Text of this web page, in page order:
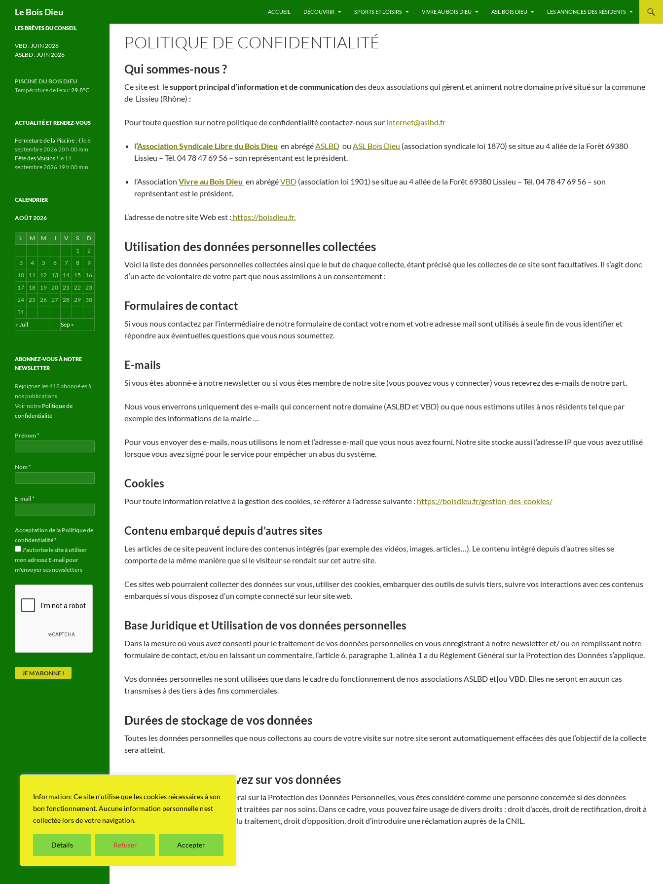
Information: Ce site n'utilise que les cookies nécessaires à son
bon fonctionnement. Aucune information personnelle n'est
collectée lors de votre navigation.
Détails Refuser Accepter
Aller
contenu
Le Bois Dieu ACCUEIL DÉCOUVRIR SPORTS ET LOISIRS VIVRE AU BOIS DIEU ASL BOIS DIEU LES ANNONCES DES RÉSIDENTS
POLITIQUE DE CONFIDENTIALITÉ
Qui sommes-nous ?
Ce site est lesupport principal d’information et de communicationdes deux associations qui gèrent et animent notre domaine privé situé sur la commune
de Lissieu (Rhône) :
Pour toute question sur notre politique de confidentialité contactez-nous sur internet@aslbd.fr
l’Association Syndicale Libre du Bois Dieu en abrégéASLBD ou ASL Bois Dieu (association syndicale loi 1870) se situe au 4 allée de la Forêt 69380
Lissieu – Tél. 04 78 47 69 56 – son représentant est le président.
l’Association Vivre au Bois Dieu en abrégéVBD (association loi 1901) se situe au 4 allée de la Forêt 69380 Lissieu – Tél. 04 78 47 69 56 – son
représentant est le président.
L’adresse de notre site Web est : https://boisdieu.fr.
Utilisation des données personnelles collectées
Voici la liste des données personnelles collectées ainsi que le but de chaque collecte, étant précisé que les collectes de ce site sont facultatives. Il s’agit donc
d’un acte de volontaire de votre part que nous assimilons à un consentement :
Formulaires de contact
Si vous nous contactez par l’intermédiaire de notre formulaire de contact votre nom et votre adresse mail sont utilisés à seule fin de vous identifier et
répondre aux éventuelles questions que vous nous soumettez.
E-mails
Si vous êtes abonné·e à notre newsletter ou si vous êtes membre de notre site (vous pouvez vous y connecter) vous recevrez des e-mails de notre part.
Nous vous enverrons uniquement des e-mails qui concernent notre domaine (ASLBD et VBD) ou que nous estimons utiles à nos résidents tel que par
exemple des informations de la mairie …
Pour vous envoyer des e-mails, nous utilisons le nom et l’adresse e-mail que vous nous avez fourni. Notre site stocke aussi l’adresse IP que vous avez utilisé
lorsque vous avez signé pour le service pour empêcher un abus du système.
Cookies
Pour toute information relative à la gestion des cookies, se référer à l’adresse suivante : https://boisdieu.fr/gestion-des-cookies/
Contenu embarqué depuis d’autres sites
Les articles de ce site peuvent inclure des contenus intégrés (par exemple des vidéos, images, articles…). Le contenu intégré depuis d’autres sites se
comporte de la même manière que si le visiteur se rendait sur cet autre site.
Ces sites web pourraient collecter des données sur vous, utiliser des cookies, embarquer des outils de suivis tiers, suivre vos interactions avec ces contenus
embarqués si vous disposez d’un compte connecté sur leur site web.
Base Juridique et Utilisation de vos données personnelles
Dans la mesure où vous avez consenti pour le traitement de vos données personnelles en vous enregistrant à notre newsletter et/ ou en remplissant notre
formulaire de contact, et/ou en laissant un commentaire, l’article 6, paragraphe 1, alinéa 1 a du Règlement Général sur la Protection des Données s’applique.
Vos données personnelles ne sont utilisées que dans le cadre du fonctionnement de nos associations ASLBD et|ou VBD. Elles ne seront en aucun cas
transmises à des tiers à des fins commerciales.
Durées de stockage de vos données
Toutes les données personnelles que nous collectons au cours de votre visite sur notre site seront automatiquement effacées dès que l’objectif de la collecte
sera atteint.
Les droits que vous avez sur vos données
Dans le cadre du Règlement Général sur la Protection des Données Personnelles, vous êtes considéré comme une personne concernée si des données
personnelles vous concernant sont traitées par nos soins. Dans ce cadre, vous pouvez faire usage de divers droits : droit d’accès, droit de rectification, droit à
l’effacement, droit à la limitation du traitement, droit d’opposition, droit d’introduire une réclamation auprès de la CNIL.
LES BRÈVES DU CONSEIL
VBD : JUIN 2026
ASLBD : JUIN 2026
PISCINE DU BOIS DIEU
Température de l'eau:29.8°C
ACTUALITÉ ET RENDEZ-VOUS
Fermeture de la Piscine :-( le 6
septembre 2026 20 h 00 min
Fête des Voisins ! le 11
septembre 2026 19 h 00 min
CALENDRIER
AOÛT 2026
L M M J V S
D
1
2
3
4 5 6 7 8
9
10
11 12 13 14 15
16
17
18 19 20 21 22 23
24 25 26 27 28 29
30
31
« Juil
Sep »
ABONNEZ-VOUS À NOTRE
NEWSLETTER
Rejoignez les 418 abonné·es à
nos publications.
Voir notre Politique de
confidentialité
Prénom*
Nom*
E-mail*
Acceptation de la Politique de
confidentialité*
J'autorise le site à utiliser
mon adresse E-mail pour
m'envoyer ses newsletters